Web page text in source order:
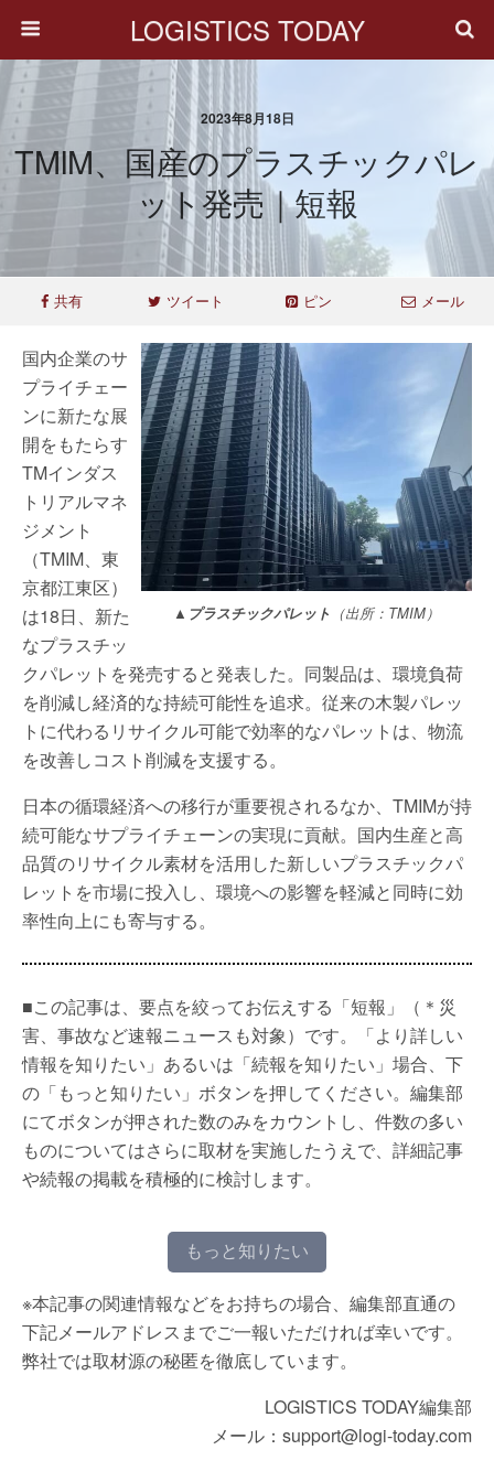
LOGISTICS TODAY
2023年8月18日
TMIM、国産のプラスチックパレ
ット発売｜短報
共有 ツイート ピン メール
▲プラスチックパレット （出所：TMIM）
国内企業のサ
プライチェー
ンに新たな展
開をもたらす
TMインダス
トリアルマネ
ジメント
（TMIM、東
京都江東区）
は18日、新た
なプラスチッ
クパレットを発売すると発表した。同製品は、環境負荷
を削減し経済的な持続可能性を追求。従来の木製パレッ
トに代わるリサイクル可能で効率的なパレットは、物流
を改善しコスト削減を支援する。
日本の循環経済への移行が重要視されるなか、TMIMが持
続可能なサプライチェーンの実現に貢献。国内生産と高
品質のリサイクル素材を活用した新しいプラスチックパ
レットを市場に投入し、環境への影響を軽減と同時に効
率性向上にも寄与する。
■この記事は、要点を絞ってお伝えする「短報」（＊災
害、事故など速報ニュースも対象）です。「より詳しい
情報を知りたい」あるいは「続報を知りたい」場合、下
の「もっと知りたい」ボタンを押してください。編集部
にてボタンが押された数のみをカウントし、件数の多い
ものについてはさらに取材を実施したうえで、詳細記事
や続報の掲載を積極的に検討します。
もっと知りたい
※本記事の関連情報などをお持ちの場合、編集部直通の
下記メールアドレスまでご一報いただければ幸いです。
弊社では取材源の秘匿を徹底しています。
LOGISTICS TODAY編集部
メール：support@logi-today.com